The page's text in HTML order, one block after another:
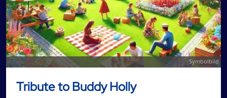
Symbolbild
Tribute to Buddy Holly